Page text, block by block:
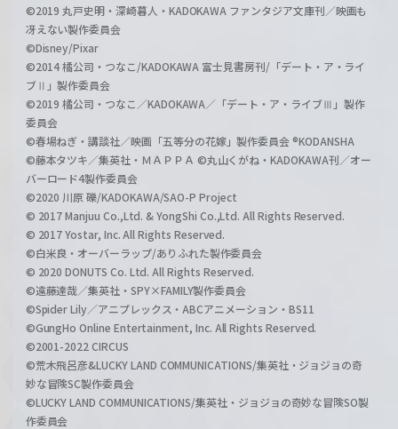
©2019 丸戸史明・深崎暮人・KADOKAWA ファンタジア文庫刊／映画も
冴えない製作委員会
©Disney/Pixar
©2014 橘公司・つなこ/KADOKAWA 富士見書房刊/「デート・ア・ライ
ブⅡ」製作委員会
©2019 橘公司・つなこ／KADOKAWA／「デート・ア・ライブⅢ」製作
委員会
©春場ねぎ・講談社／映画「五等分の花嫁」製作委員会 ®KODANSHA
©藤本タツキ／集英社・ＭＡＰＰＡ ©丸山くがね・KADOKAWA刊／オー
バーロード4製作委員会
©2020 川原 礫/KADOKAWA/SAO-P Project
© 2017 Manjuu Co.,Ltd. & YongShi Co.,Ltd. All Rights Reserved.
© 2017 Yostar, Inc. All Rights Reserved.
©白米良・オーバーラップ/ありふれた製作委員会
© 2020 DONUTS Co. Ltd. All Rights Reserved.
©遠藤達哉／集英社・SPY×FAMILY製作委員会
©Spider Lily／アニプレックス・ABCアニメーション・BS11
©GungHo Online Entertainment, Inc. All Rights Reserved.
©2001-2022 CIRCUS
©荒木飛呂彦&LUCKY LAND COMMUNICATIONS/集英社・ジョジョの奇
妙な冒険SC製作委員会
©LUCKY LAND COMMUNICATIONS/集英社・ジョジョの奇妙な冒険SO製
作委員会